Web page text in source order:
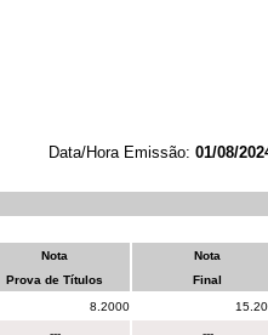
Data/Hora Emissão: 01/08/
Nota
Prova de Títulos
Nota
Final
8.2000